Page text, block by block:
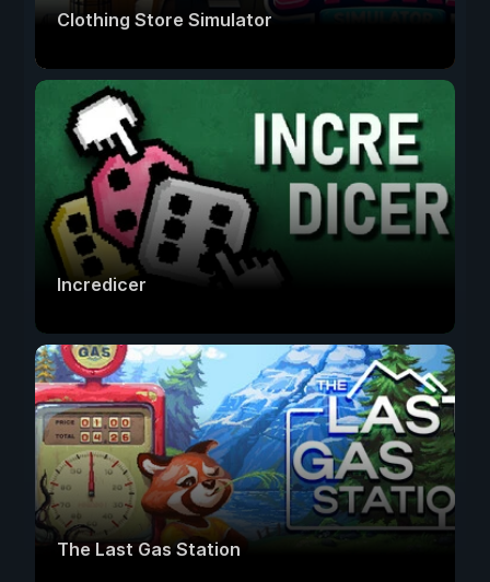
Clothing Store Simulator
Incredicer
The Last Gas Station